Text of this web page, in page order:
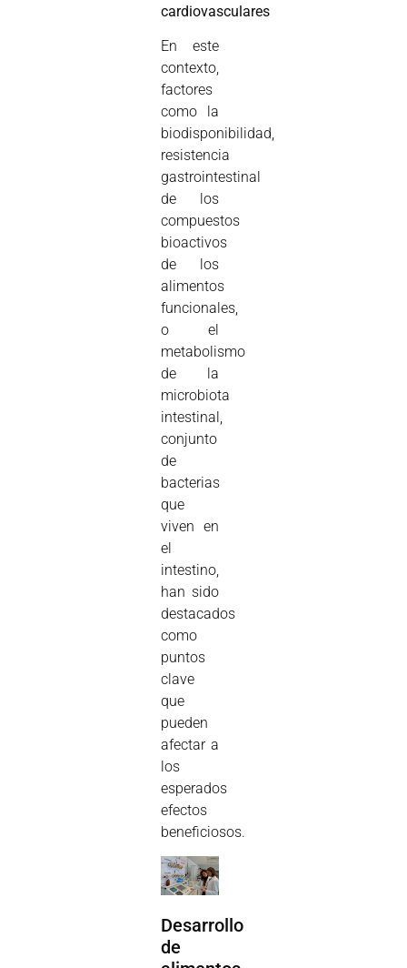
cardiovasculares
En este
contexto,
factores
como la
biodisponibilidad,
resistencia
gastrointestinal
de los
compuestos
bioactivos
de los
alimentos
funcionales,
o el
metabolismo
de la
microbiota
intestinal,
conjunto
de
bacterias
que
viven en
el
intestino,
han sido
destacados
como
puntos
clave
que
pueden
afectar a
los
esperados
efectos
beneficiosos.
Desarrollo
de